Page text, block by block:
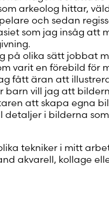
arkeolog hittar,
och sedan
som jag insåg att
på olika sätt jobbat
varit en förebild för
fått äran att
barn vill jag att
att skapa egna
detaljer i bilderna
tekniker i mitt
akvarell, kollage